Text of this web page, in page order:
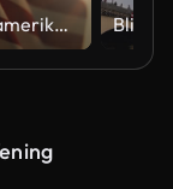
Langsame amerikanische Flagge bei Sonnenuntergang während des Memorial Day in den Vereinigten Staaten